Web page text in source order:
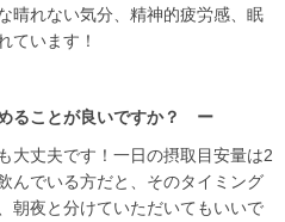
晴れない気分、精神的疲労感、眠
ています！
ることが良いですか？ ー
大丈夫です！一日の摂取目安量は2
んでいる方だと、そのタイミング
朝夜と分けていただいてもいいで